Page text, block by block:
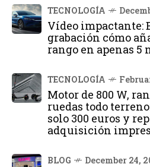
TECNOLOGÍA
Vídeo impactante:
grabación cómo
rango en apenas 5
TECNOLOGÍA
Motor de 800 W,
ruedas todo
solo 300 euros y
adquisición
BLOG December 24,